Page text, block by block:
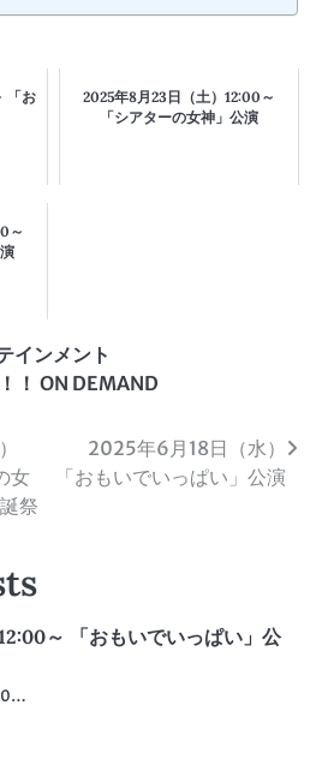
「お
2025年8月23日（土）12:00～
「シアターの女神」公演
～
インメント
！ ON DEMAND
女
祭
2025年6月18日（水）
「おもいでいっぱい」公演
～ 「おもいでいっぱい」公